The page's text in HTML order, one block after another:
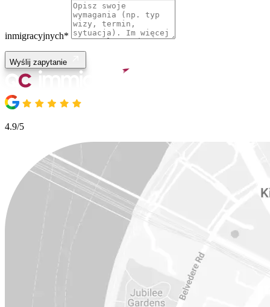
inmigracyjnych*
Wyślij zapytanie
4.9/5